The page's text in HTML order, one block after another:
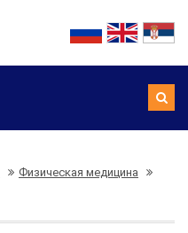
Физическая медицина